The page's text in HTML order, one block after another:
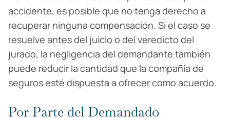
accidente, es posible que no tenga derecho a
recuperar ninguna compensación. Si el caso se
resuelve antes del juicio o del veredicto del
jurado, la negligencia del demandante también
puede reducir la cantidad que la compañía de
seguros esté dispuesta a ofrecer como acuerdo.
Por Parte del Demandado